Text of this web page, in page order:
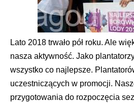
Lato 2018 trwało pół roku. Ale
nasza aktywność. Jako
wszystko co najlepsze.
uczestniczących w promocji.
przygotowania do rozpoczęcia